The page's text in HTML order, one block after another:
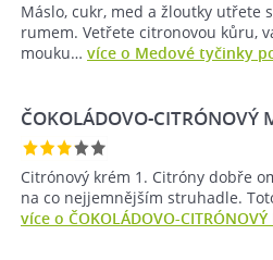
Máslo, cukr, med a žloutky utřete
rumem. Vetřete citronovou kůru,
mouku… více o Medové tyčinky
ČOKOLÁDOVO-CITRÓNOVÝ
Citrónový krém 1. Citróny dobře
na co nejjemnějším struhadle.
více o ČOKOLÁDOVO-CITRÓNOVÝ